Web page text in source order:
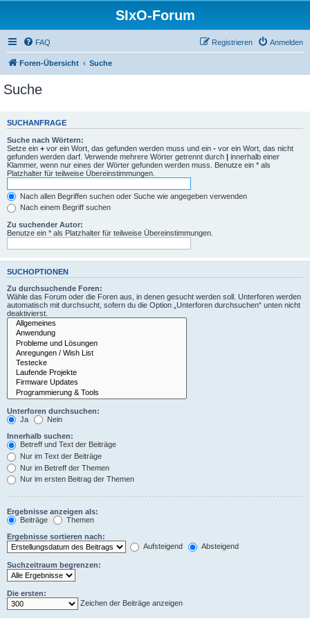
SIxO-Forum
FAQ Anmelden
Registrieren
Foren-Übersicht Suche
Suche
SUCHANFRAGE
Suche nach Wörtern:
Setze ein + vor ein Wort, das gefunden werden muss und ein - vor ein Wort, das nicht
gefunden werden darf. Verwende mehrere Wörter getrennt durch | innerhalb einer
Klammer, wenn nur eines der Wörter gefunden werden muss. Benutze ein * als
Platzhalter für teilweise Übereinstimmungen.
Nach allen Begriffen suchen oder Suche wie angegeben verwenden
Nach einem Begriff suchen
Zu suchender Autor:
Benutze ein * als Platzhalter für teilweise Übereinstimmungen.
SUCHOPTIONEN
Zu durchsuchende Foren:
Wähle das Forum oder die Foren aus, in denen gesucht werden soll. Unterforen werden
automatisch mit durchsucht, sofern du die Option „Unterforen durchsuchen“ unten nicht
deaktivierst.
Unterforen durchsuchen:
Ja
Nein
Innerhalb suchen:
Betreff und Text der Beiträge
Nur im Text der Beiträge
Nur im Betreff der Themen
Nur im ersten Beitrag der Themen
Ergebnisse anzeigen als:
Beiträge
Themen
Ergebnisse sortieren nach:
Aufsteigend
Absteigend
Suchzeitraum begrenzen:
Die ersten:
Zeichen der Beiträge anzeigen